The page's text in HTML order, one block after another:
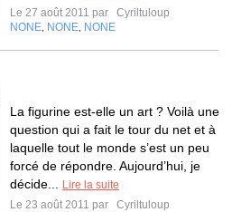
Le 27 août 2011 par
Cyriltuloup
NONE NONE NONE
La figurine est-elle un art ? Voilà une
question qui a fait le tour du net et à
laquelle tout le monde s’est un peu
forcé de répondre. Aujourd’hui, je
décide...
Lire la suite
Le 23 août 2011 par
Cyriltuloup